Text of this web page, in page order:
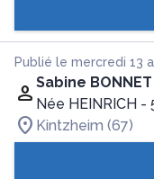
Publié le mercredi 13
Sabine BONNET
Née HEINRICH -
Kintzheim (67)